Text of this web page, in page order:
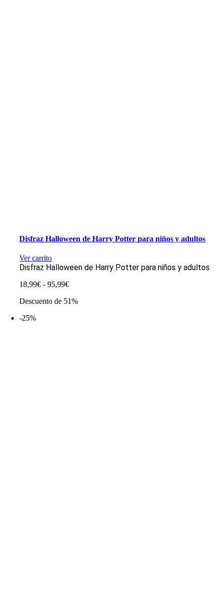
Disfraz Halloween de Harry Potter para niños y adultos
Ver carrito
Disfraz Halloween de Harry Potter para niños y adultos
18,99€ - 95,99€Rango
precios:
Descuento de 51%
-25%